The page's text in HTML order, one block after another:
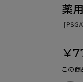
薬
[
この商